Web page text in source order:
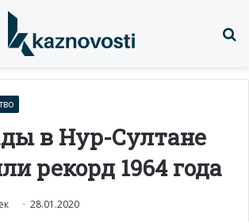
в Нур-Султане
рекорд 1964 года
28.01.2020